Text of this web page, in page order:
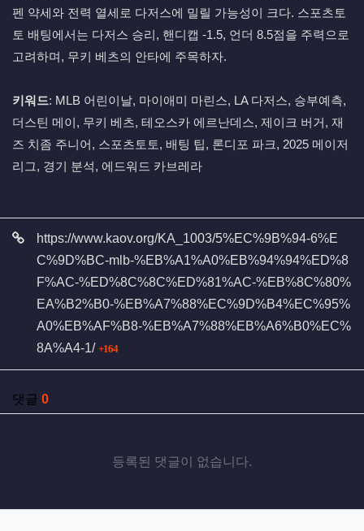
펜 약세와 전력 열세로 다저스에 밀릴 가능성이 크다. 스포츠토
토 배팅에서는 다저스 승리, 핸디캡 -1.5, 언더 8.5점을 주력으로
고려하며, 무키 베츠의 안타에 주목하자.
키워드: MLB 어린이날, 마이애미 마린스, LA 다저스, 승부예측,
더스틴 메이, 무키 베츠, 테오스카 에르난데스, 제이크 버거, 재
즈 치좀 주니어, 스포츠토토, 배팅 팁, 론디포 파크, 2025 메이저
리그, 경기 분석, 에드워드 카브레라
관련자료https://www.kaov.org/KA_1003/5%EC%9B%94-6%E
C%9D%BC-mlb-%EB%A1%A0%EB%94%94%ED%8
F%AC-%ED%8C%8C%ED%81%AC-%EB%8C%80%
EA%B2%B0-%EB%A7%88%EC%9D%B4%EC%95%
A0%EB%AF%B8-%EB%A7%88%EB%A6%B0%EC%
8A%A4-1/
164회 연결
댓글 0
등록된 댓글이 없습니다.